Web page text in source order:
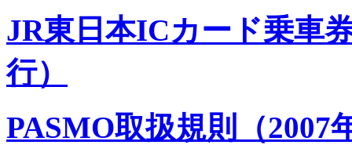
JR東日本ICカード乗車
行）
PASMO取扱規則（2007